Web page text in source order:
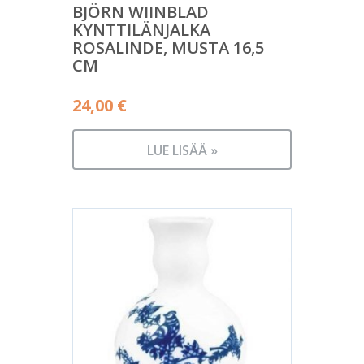
BJÖRN WIINBLAD
KYNTTILÄNJALKA
ROSALINDE, MUSTA 16,5
CM
24,00 €
LUE LISÄÄ »